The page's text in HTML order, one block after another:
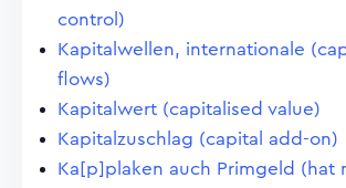
control)
Kapitalwellen, internationale
flows)
Kapitalwert (capitalised value)
Kapitalzuschlag (capital add-on)
Ka[p]plaken auch Primgeld (hat